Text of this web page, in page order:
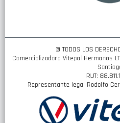
© TODOS LOS
Comercializadora Vitepal Hermanos
RUT:
Representante legal Rodolfo